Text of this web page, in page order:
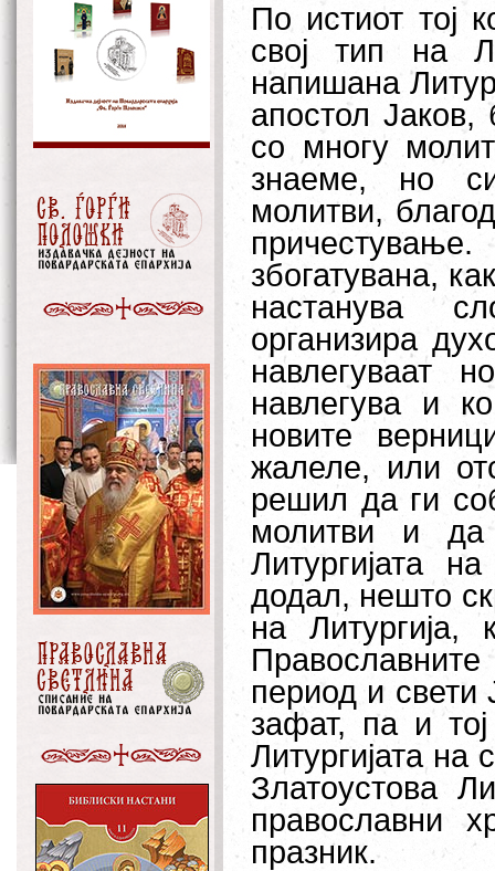
По истиот тој
свој тип на
напишана
апостол Јаков,
со многу
знаеме, но
молитви,
збогатувана,
настанува
организира
навлегуваат
навлегува и
новите
жалеле, или
решил да ги
молитви и
Литургијата
додал, нешто
на
период и свети
зафат, па и
Литургијата на
Златоустова
православни
празник.